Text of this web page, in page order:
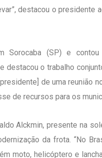
destacou o presidente
Sorocaba (SP) e
destacou o trabalho
de uma reunião
de recursos para os
Alckmin, presente na
da frota. “No
moto, helicóptero e